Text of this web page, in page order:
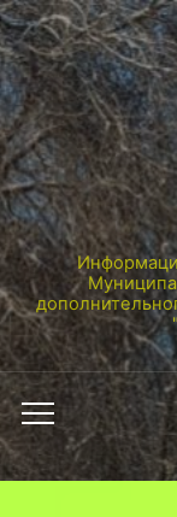
Переключить
мобильное
меню